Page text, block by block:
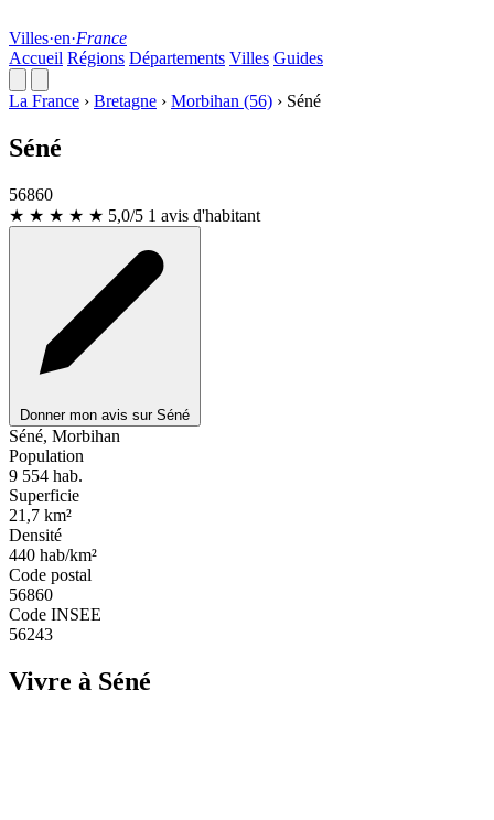
Villes·en·France
Accueil Régions Départements Villes Guides
La France › Bretagne › Morbihan (56) › Séné
Séné
56860
★ ★ ★ ★ ★ 5,0/5 1 avis d'habitant
Donner mon avis sur Séné
Séné, Morbihan
Population
9 554 hab.
Superficie
21,7 km²
Densité
440 hab/km²
Code postal
56860
Code INSEE
56243
Vivre à Séné